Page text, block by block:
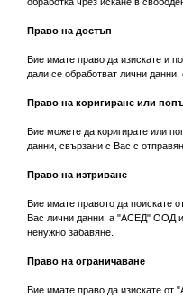
обработка чрез искане в
Право на достъп
Вие имате право да изискате и
дали се обработват лични
Право на коригиране или
Вие можете да коригирате или
данни, свързани с Вас с
Право на изтриване
Вие имате правото да поискате
Вас лични данни, а "АСЕД" ООД
ненужно забавяне.
Право на ограничаване
Вие имате право да изискате